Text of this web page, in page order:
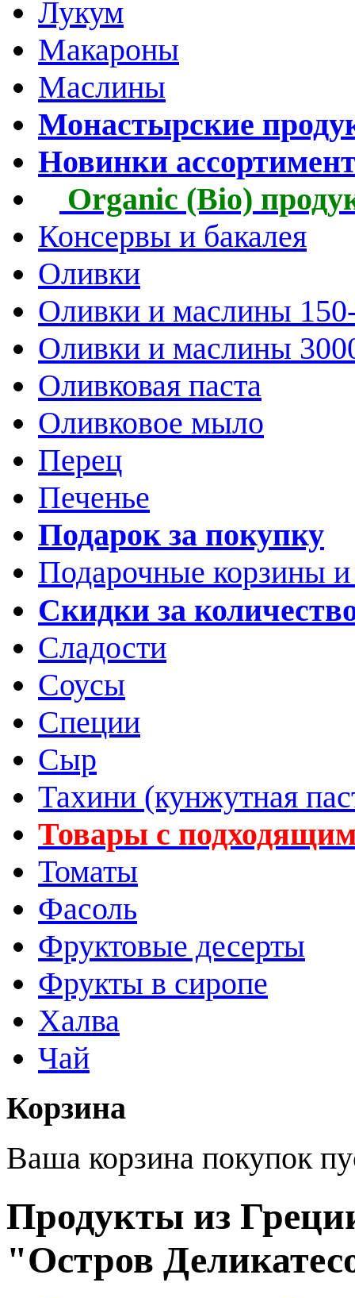
Лукум
Макароны
Маслины
Монастырские
Новинки
Organic (Bio)
Консервы и бакалея
Оливки
Оливки и маслины
Оливки и маслины
Оливковая паста
Оливковое мыло
Перец
Печенье
Подарок за покупку
Подарочные корзины
Скидки за
Сладости
Соусы
Специи
Сыр
Тахини (кунжутная
Товары с
Томаты
Фасоль
Фруктовые десерты
Фрукты в сиропе
Халва
Чай
Корзина
Ваша корзина покупок
Продукты из
"Остров